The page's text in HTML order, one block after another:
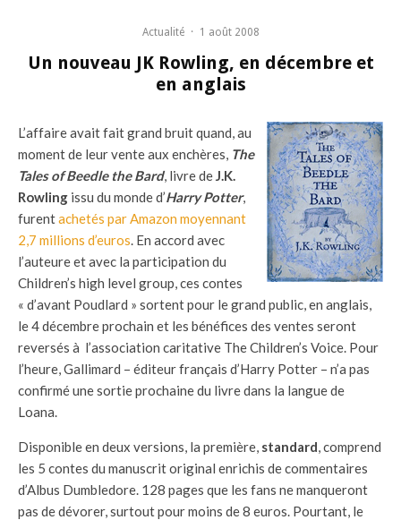
Actualité · 1 août 2008
Un nouveau JK Rowling, en décembre et
en anglais
L’affaire avait fait grand bruit quand, au
moment de leur vente aux enchères, The
Tales of Beedle the Bard, livre deJ.K.
Rowling issu du monde d’Harry Potter,
furentachetés par Amazon moyennant
2,7 millions d’euros. En accord avec
l’auteure et avec la participation du
Children’s high level group, ces contes
« d’avant Poudlard » sortent pour le grand public, en anglais,
le 4 décembre prochain et les bénéfices des ventes seront
reversés à l’association caritative The Children’s Voice. Pour
l’heure, Gallimard – éditeur français d’Harry Potter – n’a pas
confirmé une sortie prochaine du livre dans la langue de
Loana.
Disponible en deux versions, la première, standard, comprend
les 5 contes du manuscrit original enrichis de commentaires
d’Albus Dumbledore. 128 pages que les fans ne manqueront
pas de dévorer, surtout pour moins de 8 euros. Pourtant, le